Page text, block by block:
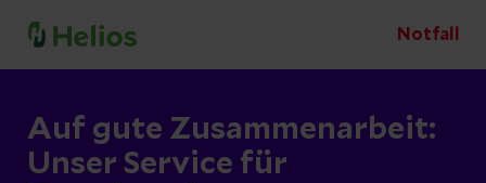
Notfall
Auf gute Zusammenarbeit:
Unser Service für